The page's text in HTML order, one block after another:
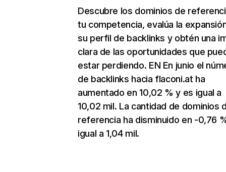
Descubre los dominios de
tu competencia, evalúa la
su perfil de backlinks y obtén una
clara de las oportunidades que
estar perdiendo. EN En junio el
de backlinks hacia flaconi.at ha
aumentado en 10,02 % y es igual a
10,02 mil. La cantidad de dominios
referencia ha disminuido en -0,76
igual a 1,04 mil.